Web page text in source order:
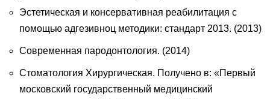
Эстетическая и консервативная реабилитация с
помощью адгезивноц методики: стандарт 2013. (2013)
Современная пародонтология. (2014)
Стоматология Хирургическая. Получено в: «Первый
московский государственный медицинский